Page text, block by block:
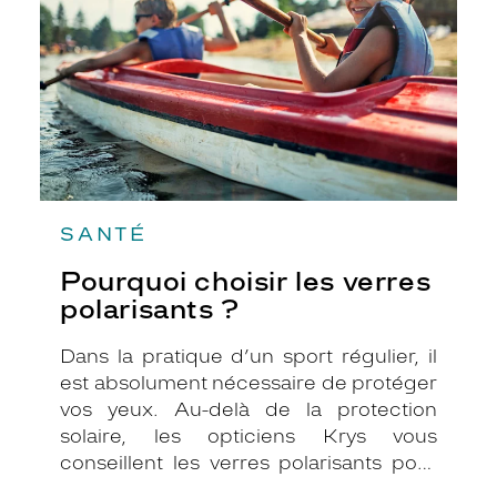
SANTÉ
Pourquoi choisir les verres
polarisants ?
Dans la pratique d’un sport régulier, il
est absolument nécessaire de protéger
vos yeux. Au-delà de la protection
solaire, les opticiens Krys vous
conseillent les verres polarisants pour
?